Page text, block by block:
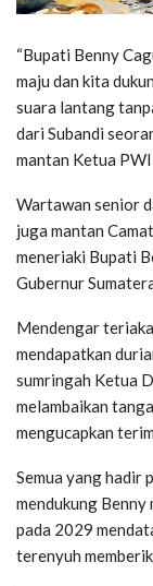
“Bupati Benny
maju dan kita
suara lantang
dari Subandi
mantan Ketua
Wartawan senior
juga mantan
meneriaki Bupati
Gubernur
Mendengar
mendapatkan
sumringah Ketua
melambaikan
mengucapkan
Semua yang hadir
mendukung
pada 2029
terenyuh